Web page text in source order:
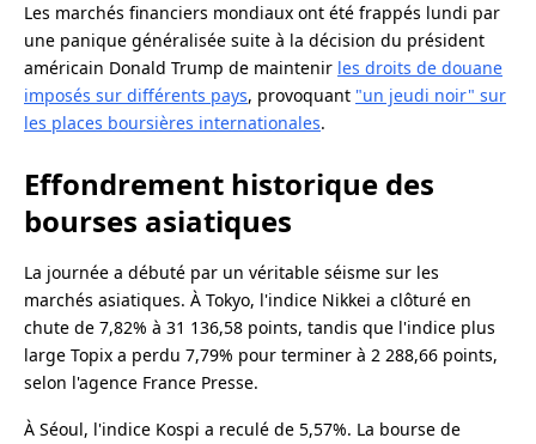
Les marchés financiers mondiaux ont été frappés lundi par
une panique généralisée suite à la décision du président
américain Donald Trump de maintenir les droits de douane
imposés sur différents pays, provoquant "un jeudi noir" sur
les places boursières internationales.
Effondrement historique des
bourses asiatiques
La journée a débuté par un véritable séisme sur les
marchés asiatiques. À Tokyo, l'indice Nikkei a clôturé en
chute de 7,82% à 31 136,58 points, tandis que l'indice plus
large Topix a perdu 7,79% pour terminer à 2 288,66 points,
selon l'agence France Presse.
À Séoul, l'indice Kospi a reculé de 5,57%. La bourse de